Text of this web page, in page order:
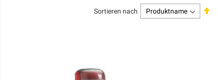
Sortieren nach